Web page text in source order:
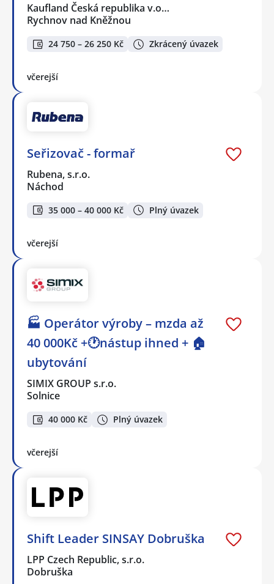
Kaufland Česká republika v.o…
Rychnov nad Kněžnou
24 750 – 26 250 Kč Zkrácený úvazek
včerejší
Seřizovač - formař
Rubena, s.r.o.
Náchod
35 000 – 40 000 Kč Plný úvazek
včerejší
🏭 Operátor výroby – mzda až
40 000Kč +🕐nástup ihned + 🏠
ubytování
SIMIX GROUP s.r.o.
Solnice
40 000 Kč Plný úvazek
včerejší
Shift Leader SINSAY Dobruška
LPP Czech Republic, s.r.o.
Dobruška